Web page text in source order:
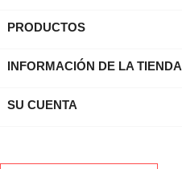
PRODUCTOS
INFORMACIÓN DE LA TIENDA
SU CUENTA